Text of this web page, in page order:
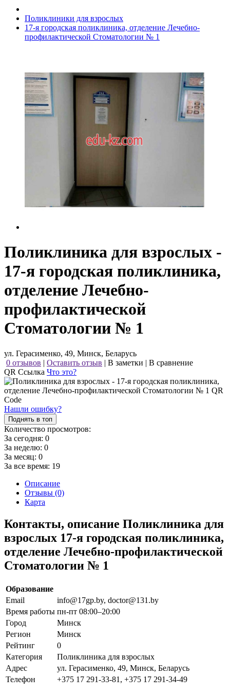
Поликлиники для взрослых
17-я городская поликлиника, отделение Лечебно-
профилактической Стоматологии № 1
Поликлиника для взрослых -
17-я городская поликлиника,
отделение Лечебно-
профилактической
Стоматологии № 1
ул. Герасименко, 49, Минск, Беларусь
0 отзывов | Оставить отзыв | В заметки | В сравнение
QR Ссылка Что это?
Нашли ошибку?
Поднять в топ
Количество просмотров:
За сегодня: 0
За неделю: 0
За месяц: 0
За все время: 19
Описание
Отзывы (0)
Карта
Контакты, описание Поликлиника для
взрослых 17-я городская поликлиника,
отделение Лечебно-профилактической
Стоматологии № 1
Образование
Email
info@17gp.by, doctor@131.by
Время работы пн-пт 08:00–20:00
Город
Минск
Регион
Минск
Рейтинг
0
Категория
Поликлиника для взрослых
Адрес
ул. Герасименко, 49, Минск, Беларусь
Телефон
+375 17 291-33-81, +375 17 291-34-49